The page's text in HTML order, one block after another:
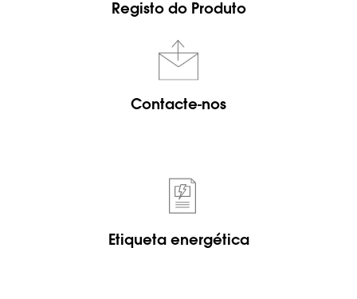
Registo do Produto
Contacte-nos
Etiqueta energética